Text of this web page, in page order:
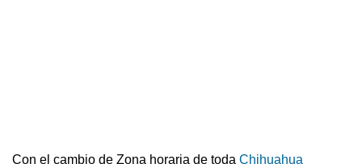
Con el cambio de Zona horaria de toda Chihuahua